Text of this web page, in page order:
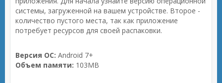
системы, загруженной на вашем устройстве. Второе -
количество пустого места, так как приложение
потребует ресурсов для своей распаковки.
Версия ОС: Android 7+
Объем памяти: 103MB